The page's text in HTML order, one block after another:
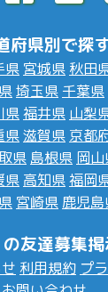
府県別で探
県 宮城県 秋田
埼玉県 千葉県
県福井県 山梨
県滋賀県 京都
県 島根県 岡
県 高知県福岡
宮崎県 鹿児
友達募集
利用規約 プ